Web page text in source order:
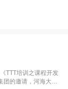
TTT培训之课程开发
团的邀请，河海大学